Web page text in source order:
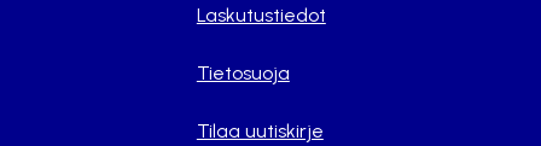
Laskutustiedot
Tietosuoja
Tilaa uutiskirje